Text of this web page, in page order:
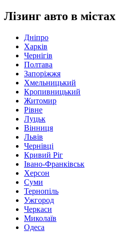
Лізинг авто в
Дніпро
Харків
Чернігів
Полтава
Запоріжжя
Хмельницький
Кропивницький
Житомир
Рівне
Луцьк
Вінниця
Львів
Чернівці
Кривий Ріг
Івано-Франківськ
Херсон
Суми
Тернопіль
Ужгород
Черкаси
Миколаїв
Одеса